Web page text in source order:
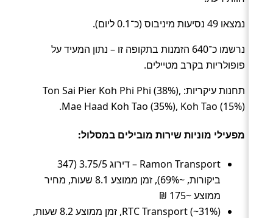
נמצאו 49 נסיעות מיניבוס (כ־0.1 ליום).
נרשמו כ־640 הזמנות בתקופה זו – נתון המעיד על
פופולריות בקרב מטיילים.
תחנות עיקריות: Ton Sai Pier Koh Phi Phi (38%),
Mae Haad Koh Tao (35%), Koh Tao (15%).
מפעילי מוניות שירות מובילים במסלול:
Ramon Transport – דירוג 3.75/5 (347
ביקורות, ~69%), זמן ממוצע 8.1 שעות, מחיר
ממוצע ~175 ₪
RTC Transport (~31%), זמן ממוצע 8.2 שעות,